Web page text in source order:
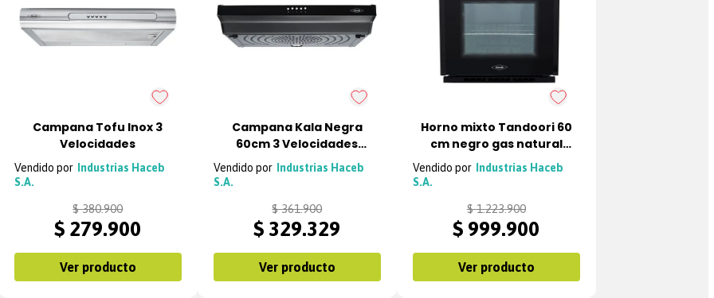
Campana Tofu Inox 3
Velocidades
Industrias Haceb
S.A.
$ 380.900
$ 279.900
Ver producto
Campana Kala Negra
60cm 3 Velocidades
Haceb
Industrias Haceb
S.A.
$ 361.900
$ 329.329
Ver producto
Horno mixto Tandoori 60
cm negro gas natural
120V Haceb
Industrias Haceb
S.A.
$ 1.223.900
$ 999.900
Ver producto